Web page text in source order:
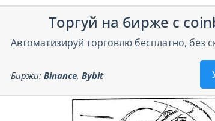
Торгуй на бирже с
Автоматизируй торговлю бесплатно, без
Биржи: Binance, Bybit